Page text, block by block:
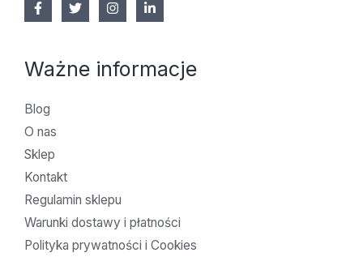
Ważne informacje
Blog
O nas
Sklep
Kontakt
Regulamin sklepu
Warunki dostawy i płatności
Polityka prywatności i Cookies